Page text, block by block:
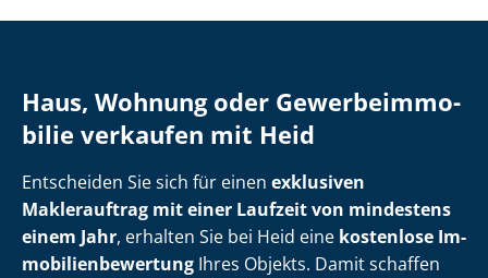
Haus, Wohnung oder Ge­wer­be­im­mo­
bi­lie verkaufen mit Heid
Entscheiden Sie sich für einen exklusiven
Maklerauftrag mit einer Laufzeit von mindestens
einem Jahr, erhalten Sie bei Heid eine kostenlose Im­
mo­bi­li­en­be­wer­tung Ihres Objekts. Damit schaffen